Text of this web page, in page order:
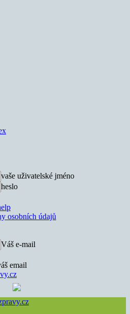
vaše uživatelské jméno
heslo
osobních údajů
Váš e-mail
email